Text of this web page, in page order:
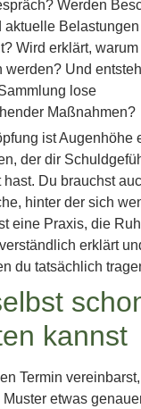
Werden
aktuelle
Wird erklärt,
werden? Und
lose
Maßnahmen?
ist Augenhöhe
der dir
Du brauchst
hinter der sich
eine Praxis, die
erklärt
du tatsächlich
kannst
Termin
etwas